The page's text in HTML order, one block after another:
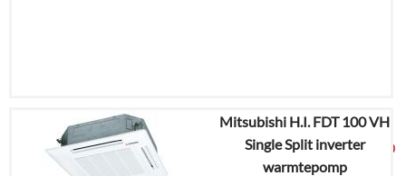
€ 6.955,08
€3.649,00
Mitsubishi H.I. FDT 100 VH
Single Split inverter
warmtepomp